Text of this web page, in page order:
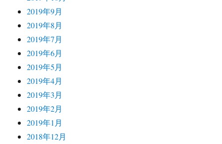
2019年9月
2019年8月
2019年7月
2019年6月
2019年5月
2019年4月
2019年3月
2019年2月
2019年1月
2018年12月